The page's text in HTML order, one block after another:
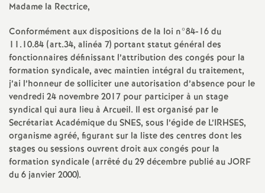
e
n
t
s
d
Madame la Rectrice,
Conformément aux dispositions de la loi n°84-16 du
11.10.84 (art.34, alinéa 7) portant statut général des
fonctionnaires définissant l’attribution des congés pour la
formation syndicale, avec maintien intégral du traitement,
j’ai l’honneur de solliciter une autorisation d’absence pour le
vendredi 24 novembre 2017 pour participer à un stage
syndical qui aura lieu à Arcueil. Il est organisé par le
Secrétariat Académique duSNES, sous l’égide de L’IRHSES,
organisme agréé, figurant sur la liste des centres dont les
stages ou sessions ouvrent droit aux congés pour la
formation syndicale (arrêté du 29 décembre publié auJORF
du 6 janvier 2000).